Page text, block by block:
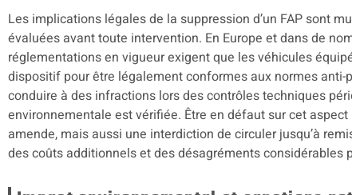
Les implications légales de la suppression d’un FAP sont
évaluées avant toute intervention. En Europe et dans de
réglementations en vigueur exigent que les véhicules
dispositif pour être légalement conformes aux normes
conduire à des infractions lors des contrôles techniques
environnementale est vérifiée. Être en défaut sur cet
amende, mais aussi une interdiction de circuler jusqu’à
des coûts additionnels et des désagréments considérables